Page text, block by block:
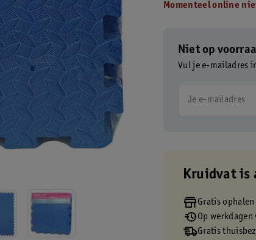
Momenteel online
Niet op
Vul je e-mailadres
Je e-mailadres
Kruidvat is
Gratis
Op
Gratis